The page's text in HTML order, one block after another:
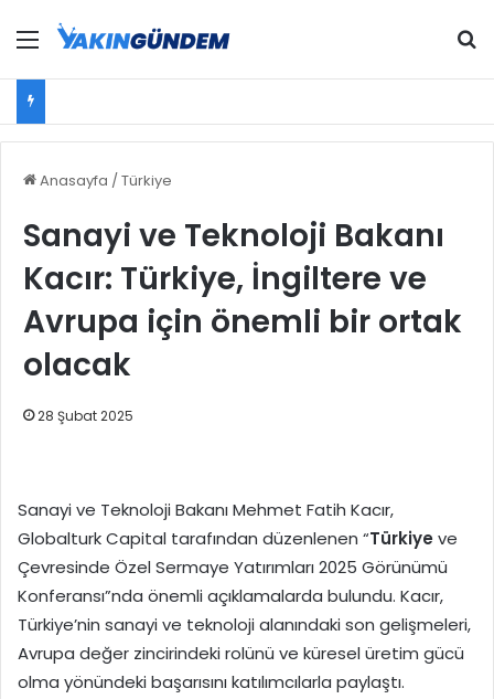
Menü
Anasayfa / Türkiye
Sanayi ve Teknoloji Bakanı
Kacır: Türkiye, İngiltere ve
Avrupa için önemli bir ortak
olacak
28 Şubat 2025
Sanayi ve Teknoloji Bakanı Mehmet Fatih Kacır,
Globalturk Capital tarafından düzenlenen “Türkiyeve
Çevresinde Özel Sermaye Yatırımları 2025 Görünümü
Konferansı”nda önemli açıklamalarda bulundu. Kacır,
Türkiye’nin sanayi ve teknoloji alanındaki son gelişmeleri,
Avrupa değer zincirindeki rolünü ve küresel üretim gücü
olma yönündeki başarısını katılımcılarla paylaştı.